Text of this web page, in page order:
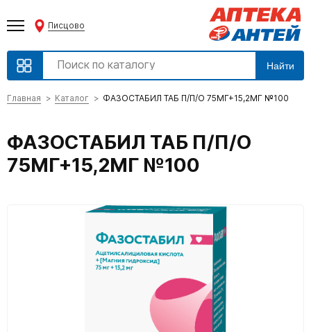
Писцово
Найти
Главная Каталог ФАЗОСТАБИЛ ТАБ П/П/О 75МГ+15,2МГ №100
ФАЗОСТАБИЛ ТАБ П/П/О
75МГ+15,2МГ №100